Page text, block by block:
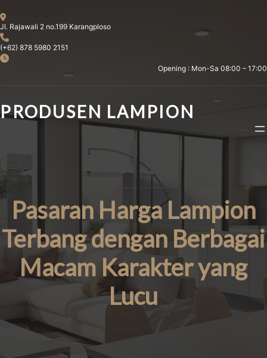
to
content
Jl. Rajawali 2 no.199 Karangploso
(+62) 878 5980 2151
Opening : Mon-Sa 08:00 – 17:00
PRODUSEN LAMPION
Pasaran Harga Lampion
Terbang dengan Berbagai
Macam Karakter yang
Lucu